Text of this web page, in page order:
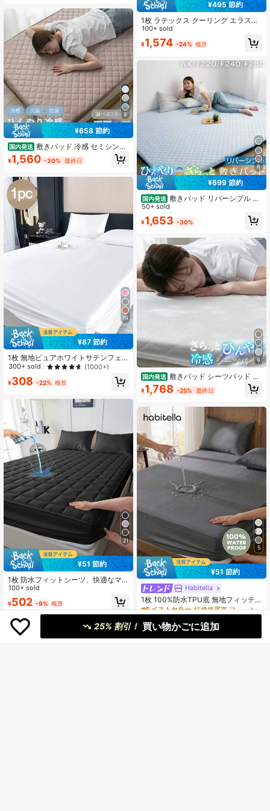
4.78 259 フォロワー
4.78 259 フォロワー
ト ベッドパッド ベッドパット 洗え
る 春 夏 秋 かわいい おしゃれ シンプ
8
¥658 節約
国内発送 敷きパッド 冷感 セミシング
ル ショート シングル セミダブル ダ
ブル ワイドキング ファミリー 3人用
り 接触冷感 敷パット ベッドパッド
ベッドパット ベッドシーツ パッドシ
ーツ 冷感マット
¥1,560 -30% 最終日
19
¥87 節約
1枚 無地ピュアホワイトサテンフェ
イクシルク フィットシーツ、1枚フ
クイーン、フル、ツインサイズのベ
ザイン最大11.8インチ、通気性と防
しわ性、洗濯機洗い可能、寮の寝
具、新学期
300+ sold (1000+)
¥308 -22% 概算
21
¥51 節約
1枚 防水フィットシーツ、快適なマ
ットレスプロテクター、ブラックマ
ットレスカバー、ルームデコレーシ
ョン、肌に優しい&通気性、ツイン/
フル/クイーン/キングサイズベッド対
応、オールシーズン、洗濯機洗い可
能、寮用寝具、新学期
100+ sold
¥502 -9% 概算
¥495 節約
1枚 ラテックス クーリング エラステ
ィック ファブリック ソフト 滑り止
め フィッテッド ベッドシーツ、快適
な軽量 通気性 吸湿速乾性マットレス
に適し、夏の暑い季節の就寝に最
サイズ対応
100+ sold
¥1,574 -24% 概算
8
¥699 節約
国内発送 敷きパッド リバーシブル 冷
感 ワイドキング ファミリー 220 フ
ァミリー 240 ファミリー 280 冷感
敷きパッド 防ダニ 抗菌防臭 洗える
接触冷感 さらっと 吸水速乾 夏 寝具
50+ sold
¥1,653 -30%
6
国内発送 敷きパッド シーツパッド セ
ミダブル さらっと ひんやり 冷感 速
乾 吸放湿 夏 夏用 100×205cm 120×
菌 防臭 綿無し 軽量 敷きパット
¥1,768 -25% 最終日
5
¥51 節約
Habitella
1枚 100%防水TPU底 無地フィッテ
ッドシーツ、マットレスプロテクタ
ーカバー、ソフトで通気性、ツイ
ン、フル、クイーン、キングサイズ
対応 - 最大30cm深さポケット、し
#6 ベストセラー
結婚披露宴 フィットシーツ
500
25% 割引！ 買い物かごに追加